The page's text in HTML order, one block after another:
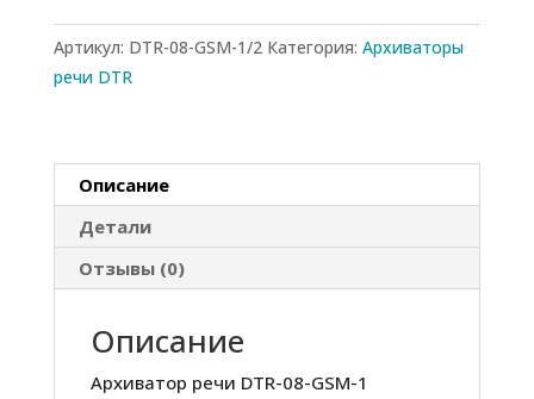
DTR-
08-
Артикул: DTR-08-GSM-1/2 Категория: Архиваторы
речи DTR
Описание
Детали
Отзывы (0)
Описание
Архиватор речи DTR-08-GSM-1